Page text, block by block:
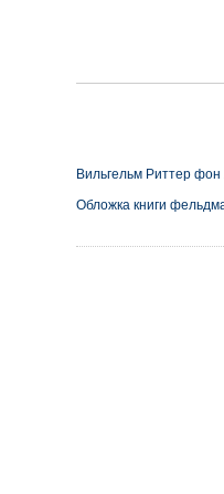
Вильгельм Риттер фон
Обложка книги